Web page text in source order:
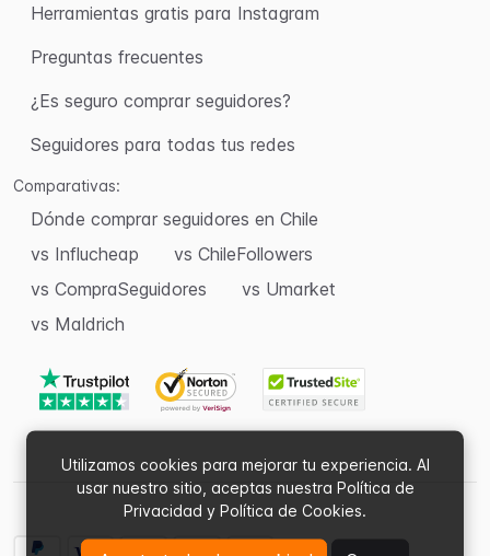
Utilizamos cookies para mejorar tu experiencia. Al
usar nuestro sitio, aceptas nuestra Política de
Privacidad y Política de Cookies.
Herramientas gratis para Instagram
Preguntas frecuentes
¿Es seguro comprar seguidores?
Seguidores para todas tus redes
Comparativas:
Dónde comprar seguidores en Chile
vs Influcheap
vs ChileFollowers
vs CompraSeguidores
vs Umarket
vs Maldrich